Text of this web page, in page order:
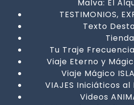
Malva: El
TESTIMONIOS,
Texto
Tienda
Tu Traje
Viaje Eterno y
Viaje Mágico
VIAJES Iniciáticos
Videos